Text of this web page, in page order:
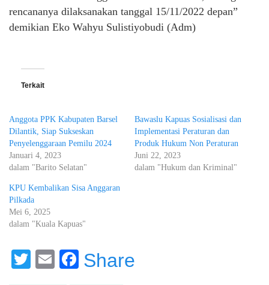
rencananya dilaksanakan tanggal 15/11/2022 depan”
demikian Eko Wahyu Sulistiyobudi (Adm)
Terkait
Anggota PPK Kabupaten Barsel
Dilantik, Siap Sukseskan
Penyelenggaraan Pemilu 2024
Januari 4, 2023
dalam "Barito Selatan"
Bawaslu Kapuas Sosialisasi dan
Implementasi Peraturan dan
Produk Hukum Non Peraturan
Juni 22, 2023
dalam "Hukum dan Kriminal"
KPU Kembalikan Sisa Anggaran
Pilkada
Mei 6, 2025
dalam "Kuala Kapuas"
Twitter
EmailFacebook
Share